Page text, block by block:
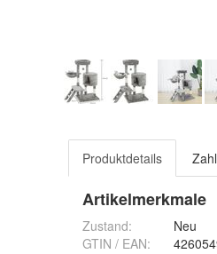
Produktdetails
Artikelmerkmale
Zustand:
Neu
GTIN / EAN: